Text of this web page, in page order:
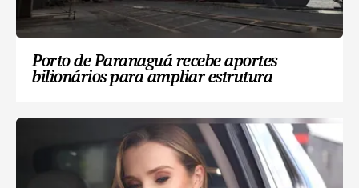
Porto de Paranaguá recebe aportes
bilionários para ampliar estrutura